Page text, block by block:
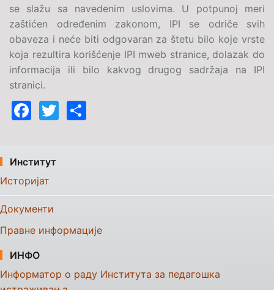
se slažu sa navedenim uslovima. U potpunoj meri
zaštićen određenim zakonom, IPI se odriče svih
obaveza i neće biti odgovaran za štetu bilo koje vrste
koja rezultira korišćenje IPI mweb stranice, dolazak do
informacija ili bilo kakvog drugog sadržaja na IPI
stranici.
Facebook
Twitter
Институт
Историјат
Документи
Правне информације
ИНФО
Информатор о раду Института за педагошка